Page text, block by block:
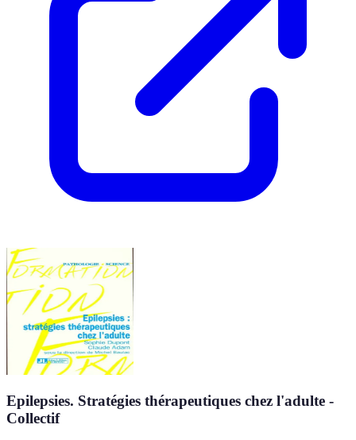
Epilepsies. Stratégies thérapeutiques chez l'adulte -
Collectif